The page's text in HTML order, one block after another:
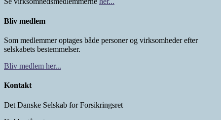
Bliv medlem
Som medlemmer optages både personer og virksomheder efter
selskabets bestemmelser.
Bliv medlem her...
Kontakt
Det Danske Selskab for Forsikringsret